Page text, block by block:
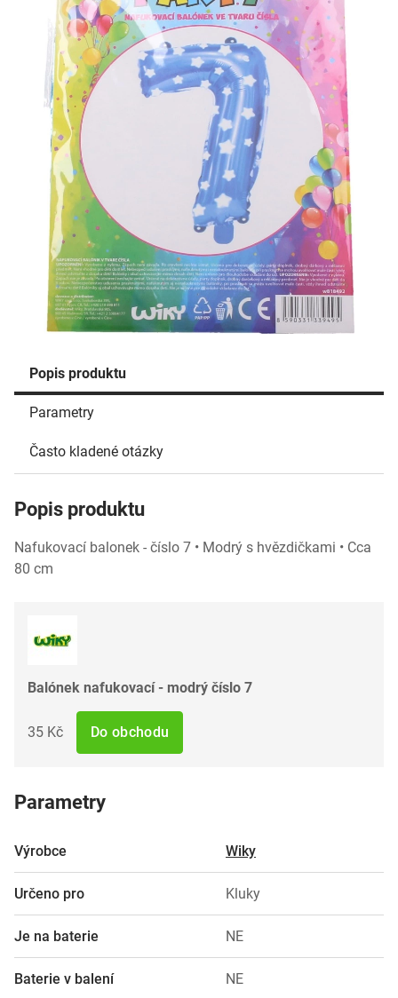
Popis produktu
Parametry
Často kladené otázky
Popis produktu
Nafukovací balonek - číslo 7 • Modrý s hvězdičkami • Cca
80 cm
Balónek nafukovací - modrý číslo 7
35 Kč Do obchodu
Parametry
Výrobce Wiky
Určeno pro Kluky
Je na baterie NE
Baterie v balení NE